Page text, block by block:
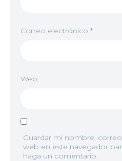
Correo electrónico *
Web
Guardar mi nombre,
web en este navegador
haga un comentario.